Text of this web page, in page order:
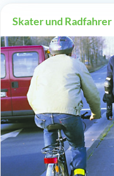
Skater und Radfahrer